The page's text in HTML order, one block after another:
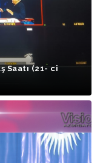
Saatı (21- ci